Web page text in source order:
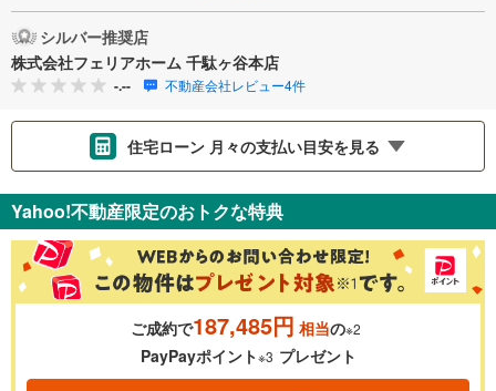
シルバー推奨店
株式会社フェリアホーム 千駄ヶ谷本店
-.-- 不動産会社レビュー4件
住宅ローン 月々の支払い目安を見る
金利 ％
0.01%
Yahoo!不動産限定のおトクな特典
ご成約で187,485円 相当の※2
PayPayポイント※3 プレゼント